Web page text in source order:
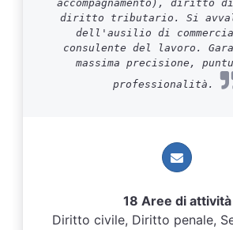
accompagnamento), diritto
diritto tributario. Si
dell'ausilio di
consulente del lavoro.
massima precisione,
professionalità.
18 Aree di attività
Diritto civile, Diritto penale,